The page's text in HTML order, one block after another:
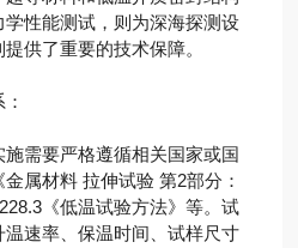
性能测试，则为深海探测设
供了重要的技术保障。
需要严格遵循相关国家或国
属材料 拉伸试验 第2部分：
《低温试验方法》等。试
速率、保温时间、试样尺寸